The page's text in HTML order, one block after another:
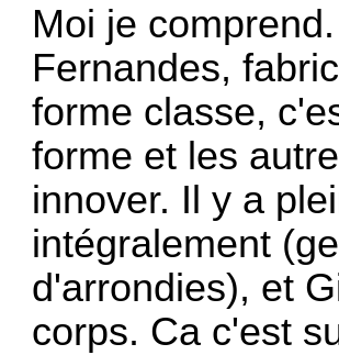
Moi je
Fernandes,
forme classe,
forme et les
innover. Il y a
intégralement
d'arrondies), et
corps. Ca c'est